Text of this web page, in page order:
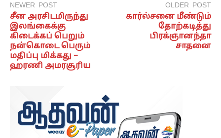
NEWER POST
சீன அரசிடமிருந்து
இலங்கைக்கு
கிடைக்கப் பெறும்
நன்கொடை பெரும்
மதிப்பு மிக்கது –
ஹரணி அமரசூரிய
OLDER POST
கார்ல்சனை மீண்டும்
தோற்கடித்து
பிரக்ஞானந்தா
சாதனை